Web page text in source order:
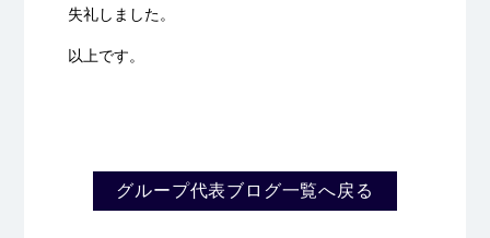
失礼しました。
以上です。
グループ代表ブログ一覧へ戻る